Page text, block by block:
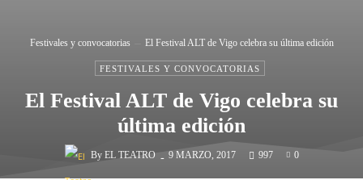
Festivales y convocatorias El Festival ALT de Vigo celebra su última edición
FESTIVALES Y CONVOCATORIAS
El Festival ALT de Vigo celebra su
última edición
By EL TEATRO - 9 MARZO, 2017 997 0